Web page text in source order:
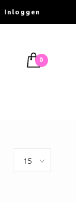
Inloggen
0